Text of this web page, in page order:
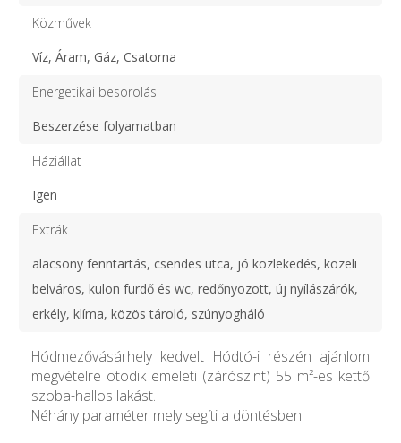
Közművek
Víz, Áram, Gáz, Csatorna
Energetikai besorolás
Beszerzése folyamatban
Háziállat
Igen
Extrák
alacsony fenntartás, csendes utca, jó közlekedés, közeli
belváros, külön fürdő és wc, redőnyözött, új nyílászárók,
erkély, klíma, közös tároló, szúnyogháló
Hódmezővásárhely kedvelt Hódtó-i részén ajánlom
megvételre ötödik emeleti (zárószint) 55 m²-es kettő
szoba-hallos lakást.
Néhány paraméter mely segíti a döntésben: